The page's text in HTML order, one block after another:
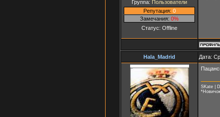
Группа: Пользователи
Репутация: 0
Замечания: 0%
Статус: Offline
Hala_Madrid Дата:
SKate |